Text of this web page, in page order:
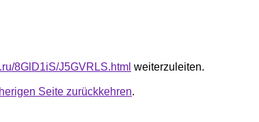
8GlD1iS/J5GVRLS.html weiterzuleiten.
Seite zurückkehren.